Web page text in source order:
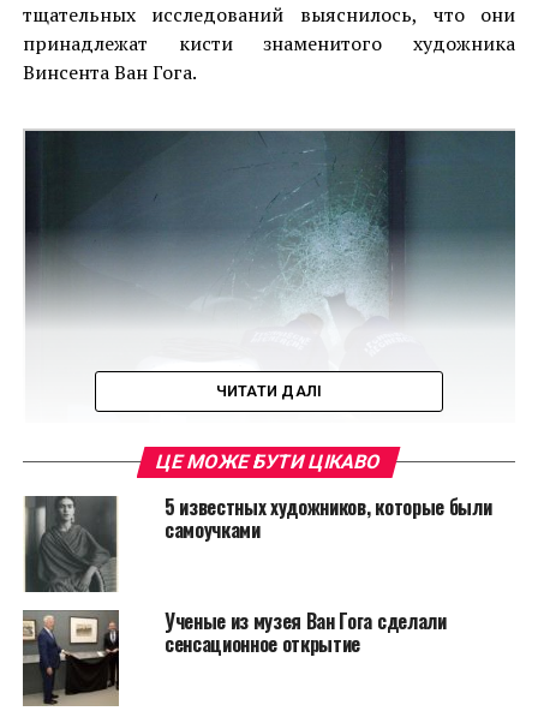
тщательных исследований выяснилось, что они
принадлежат кисти знаменитого художника
Винсента Ван Гога.
Читайте также:Обнаружена переписка с
информацией, что на самом деле случилось
с ухом Ван Гога
По словам главного прокурора города Giovanni
Colangelo, экспертизу картин провели
амстердамские представители Музея Ван Гога.
Напомним, что эти две работы великого мастера
были похищены в Амстердаме еще в 2002 году.
ЧИТАТИ ДАЛІ
ЦЕ МОЖЕ БУТИ ЦІКАВО
5 известных художников, которые были
самоучками
Ученые из музея Ван Гога сделали
сенсационное открытие